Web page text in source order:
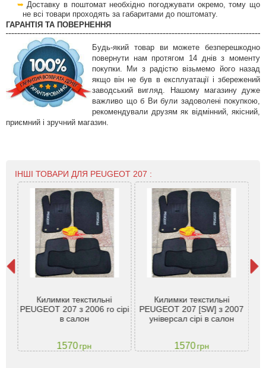
Доставку в поштомат необхідно погоджувати окремо, тому що
не всі товари проходять за габаритами до поштомату.
ГАРАНТІЯ ТА ПОВЕРНЕННЯ
Будь-який товар ви можете безперешкодно
повернути нам протягом 14 днів з моменту
покупки. Ми з радістю візьмемо його назад
якщо він не був в експлуатації і збережений
заводський вигляд. Нашому магазину дуже
важливо що б Ви були задоволені покупкою,
рекомендували друзям як відмінний, якісний,
приємний і зручний магазин.
ІНШІ ТОВАРИ ДЛЯ PEUGEOT 207 :
Килимки текстильні
PEUGEOT 207 з 2006 го сірі
в салон
1570грн
Килимки текстильні
PEUGEOT 207 [SW] з 2007
універсал сірі в салон
1570грн